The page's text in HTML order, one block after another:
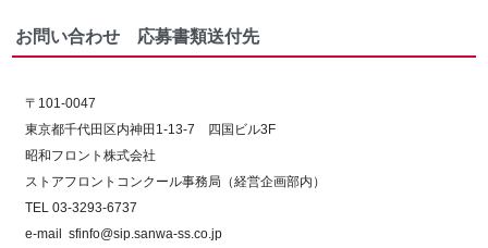
お問い合わせ 応募書類送付先
〒101-0047
東京都千代田区内神田1-13-7 四国ビル3F
昭和フロント株式会社
ストアフロントコンクール事務局（経営企画部内）
TEL 03-3293-6737
e-mail sfinfo@sip.sanwa-ss.co.jp